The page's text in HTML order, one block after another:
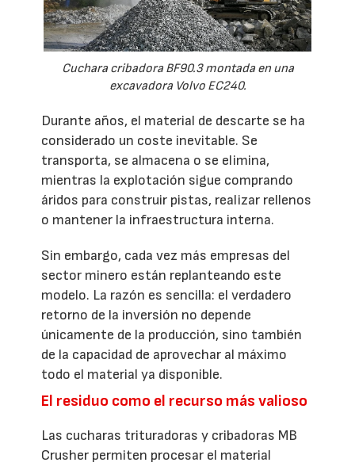
Cuchara cribadora BF90.3 montada en una
excavadora Volvo EC240.
Durante años, el material de descarte se ha
considerado un coste inevitable. Se
transporta, se almacena o se elimina,
mientras la explotación sigue comprando
áridos para construir pistas, realizar rellenos
o mantener la infraestructura interna.
Sin embargo, cada vez más empresas del
sector minero están replanteando este
modelo. La razón es sencilla: el verdadero
retorno de la inversión no depende
únicamente de la producción, sino también
de la capacidad de aprovechar al máximo
todo el material ya disponible.
El residuo como el recurso más valioso
Las cucharas trituradoras y cribadoras MB
Crusher permiten procesar el material